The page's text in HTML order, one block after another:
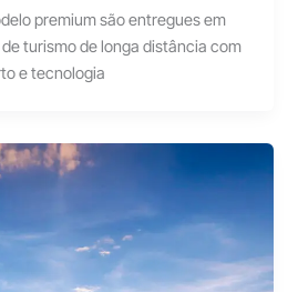
premium são entregues em
turismo de longa distância com
e tecnologia